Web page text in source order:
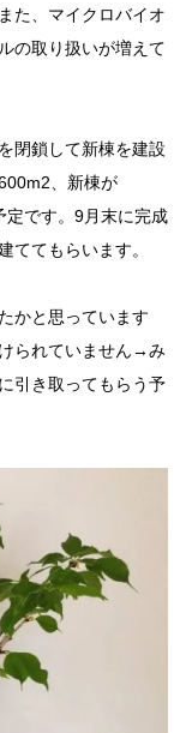
た、マイクロバイオ
の取り扱いが増えて
閉鎖して新棟を建設
、新棟が
定です。9月末に完成
ててもらいます。
かと思っています
られていません→み
引き取ってもらう予